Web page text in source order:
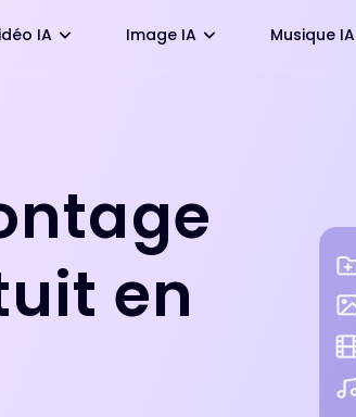
IA Image IA Musique IA
en